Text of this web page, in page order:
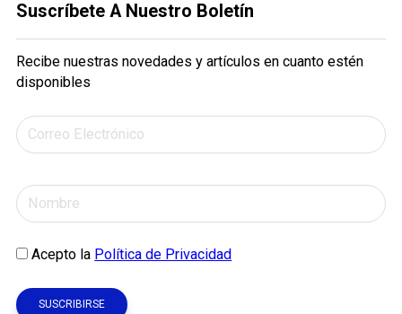
Suscríbete A Nuestro Boletín
Recibe nuestras novedades y artículos en cuanto estén
disponibles
Acepto la Política de Privacidad